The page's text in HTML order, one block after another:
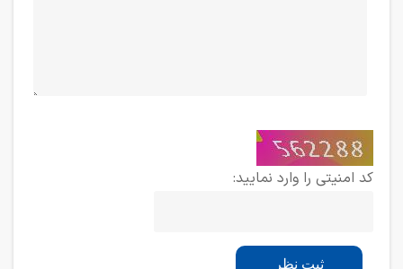
کد امنیتی را وارد نمایید: